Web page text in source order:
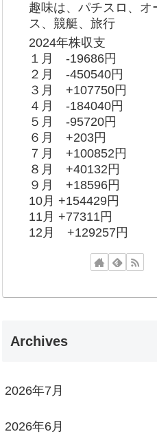
趣味は、パチスロ、オ
ス、競艇、旅行
2024年株収支
１月 -19686円
２月 -450540円
３月 +107750円
４月 -184040円
５月 -95720円
６月 +203円
７月 +100852円
８月 +40132円
９月 +18596円
10月 +154429円
11月 +77311円
12月 +129257円
Archives
2026年7月
2026年6月